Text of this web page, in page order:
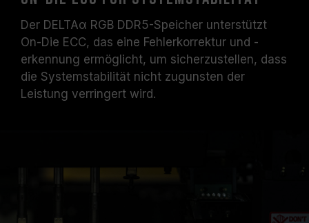
Der DELTAα RGB DDR5-Speicher unterstützt
On-Die ECC, das eine Fehlerkorrektur und -
erkennung ermöglicht, um sicherzustellen, dass
die Systemstabilität nicht zugunsten der
Leistung verringert wird.